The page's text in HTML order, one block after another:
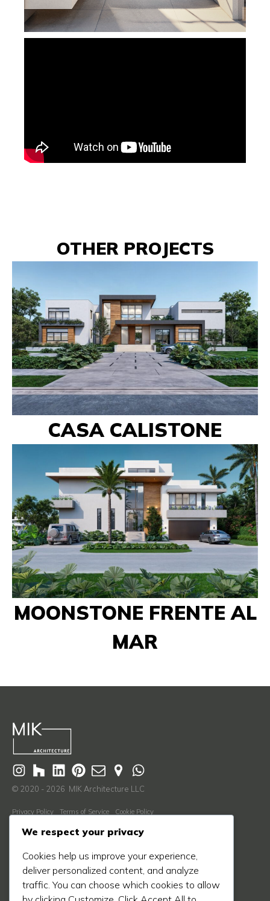
OTHER PROJECTS
CASA CALISTONE
MOONSTONE FRENTE AL
MAR
© 2020 - 2026 MIK Architecture LLC
Privacy Policy Terms of Service Cookie Policy
Descubre Más
Proceso
Blog
We respect your privacy
Cookies help us improve your experience,
deliver personalized content, and analyze
traffic. You can choose which cookies to allow